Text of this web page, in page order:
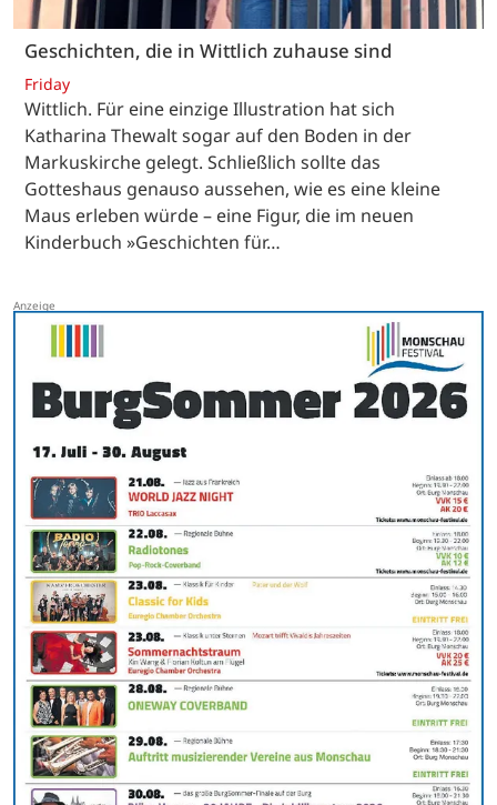
Geschichten, die in Wittlich zuhause sind
Friday
Wittlich. Für eine einzige Illustration hat sich
Katharina Thewalt sogar auf den Boden in der
Markuskirche gelegt. Schließlich sollte das
Gotteshaus genauso aussehen, wie es eine kleine
Maus erleben würde – eine Figur, die im neuen
Kinderbuch »Geschichten für…